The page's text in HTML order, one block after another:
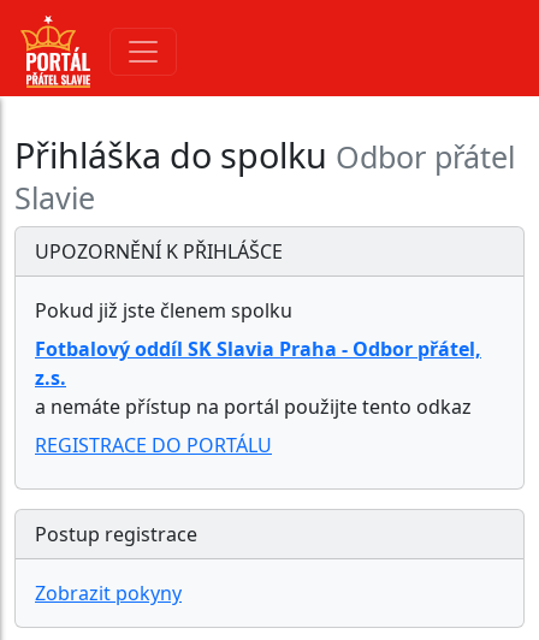
HTTPS
Přihláška do spolku Odbor přátel
Slavie
UPOZORNĚNÍ K PŘIHLÁŠCE
Pokud již jste členem spolku
Fotbalový oddíl SK Slavia Praha - Odbor přátel,
z.s.
a nemáte přístup na portál použijte tento odkaz
REGISTRACE DO PORTÁLU
Postup registrace
Zobrazit pokyny